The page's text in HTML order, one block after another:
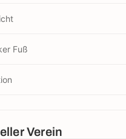
Fuß
Verein